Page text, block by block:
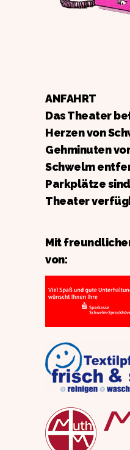
ANFAHRT
Das Theater
Herzen von
Gehminuten
Schwelm
Parkplätze
Theater
Mit
von: